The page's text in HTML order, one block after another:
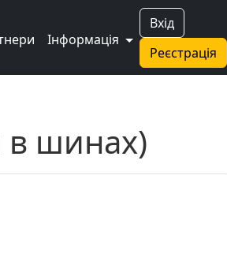
Вхід
Реєстрація
Інформація
в шинах)